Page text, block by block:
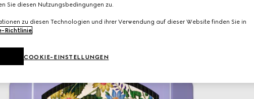
Sie diesen Nutzungsbedingungen zu.
zu diesen Technologien und ihrer Verwendung auf dieser Website finden Sie in
Richtlinie
COOKIE-EINSTELLUNGEN